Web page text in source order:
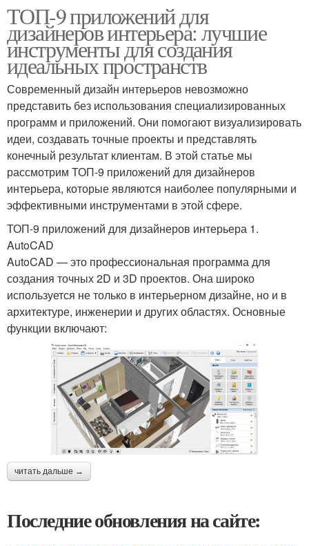
ТОП-9 приложений для
дизайнеров интерьера: лучшие
инструменты для создания
идеальных пространств
Современный дизайн интерьеров невозможно
представить без использования специализированных
программ и приложений. Они помогают визуализировать
идеи, создавать точные проекты и представлять
конечный результат клиентам. В этой статье мы
рассмотрим ТОП-9 приложений для дизайнеров
интерьера, которые являются наиболее популярными и
эффективными инструментами в этой сфере.
ТОП-9 приложений для дизайнеров интерьера 1.
AutoCAD
AutoCAD — это профессиональная программа для
создания точных 2D и 3D проектов. Она широко
используется не только в интерьерном дизайне, но и в
архитектуре, инженерии и других областях. Основные
функции включают:
читать дальше →
Последние обновления на сайте: